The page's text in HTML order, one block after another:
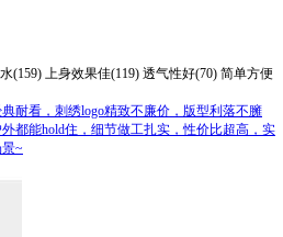
(159) 上身效果佳(119) 透气性好(70) 简单方便
耐看，刺绣logo精致不廉价，版型利落不臃
都能hold住，细节做工扎实，性价比超高，实
~